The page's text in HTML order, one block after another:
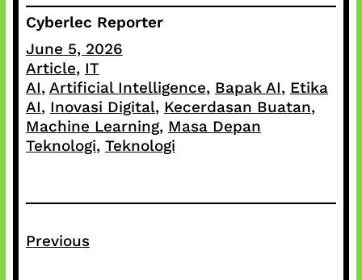
Cyberlec Reporter
June 5, 2026
Article, IT
AI, Artificial Intelligence, Bapak AI, Etika
AI, Inovasi Digital, Kecerdasan Buatan ,
Machine Learning, Masa Depan
Teknologi, Teknologi
Previous